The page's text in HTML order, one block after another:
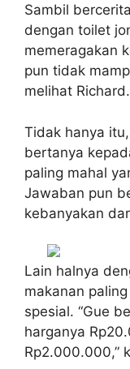
Sambil
dengan toilet
memeragakan
pun tidak
melihat Richard.
Tidak hanya
bertanya
paling mahal
Jawaban pun
kebanyakan
Lain halnya
makanan
spesial. “Gue
harganya
Rp2.000.000,”